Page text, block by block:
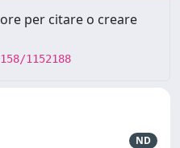
per citare o creare
1152188
ND